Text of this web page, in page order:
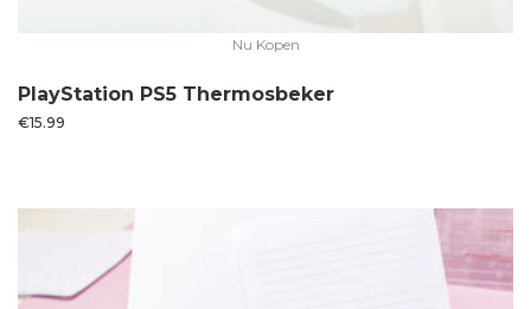
Nu Kopen
PlayStation PS5 Thermosbeker
€15.99